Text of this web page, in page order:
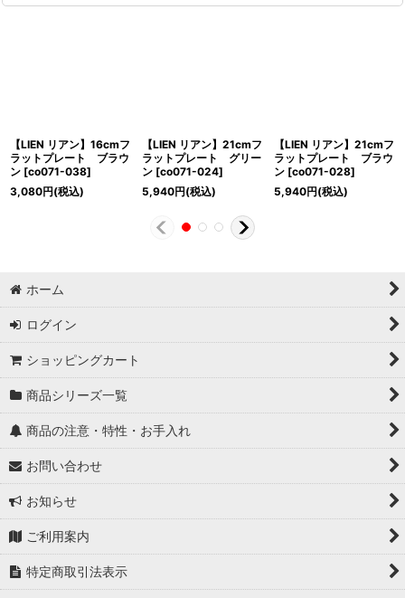
【LIEN リアン】16cmフ
ラットプレート ブラウ
ン [co071-038]
3,080円(税込)
【LIEN リアン】21cmフ
ラットプレート グリー
ン [co071-024]
5,940円(税込)
【LIEN リアン】21cmフ
ラットプレート ブラウ
ン [co071-028]
5,940円(税込)
ホーム
ログイン
ショッピングカート
商品シリーズ一覧
商品の注意・特性・お手入れ
お問い合わせ
お知らせ
ご利用案内
特定商取引法表示